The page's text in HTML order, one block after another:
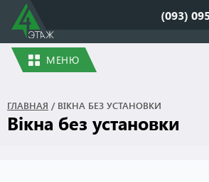
(093)
МЕНЮ
ГЛАВНАЯ / ВІКНА БЕЗ УСТАНОВКИ
Вікна без установки